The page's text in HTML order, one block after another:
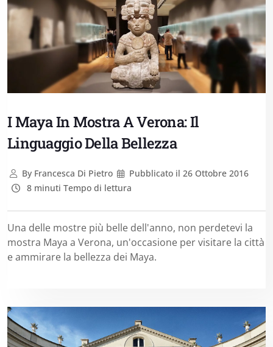
I Maya In Mostra A Verona: Il
Linguaggio Della Bellezza
ByFrancesca Di Pietro Pubblicato il 26 Ottobre 2016
8 minuti Tempo di lettura
Una delle mostre più belle dell'anno, non perdetevi la
mostra Maya a Verona, un'occasione per visitare la città
e ammirare la bellezza dei Maya.